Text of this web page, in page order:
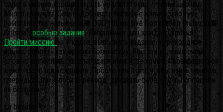
одного умения хорошо играть недостаточно. Нужны шарики.
Много шариков. Сотни. Добывать большее количество гуу
помогают так называемые OCD (Obsessive Completion Distinction
Criteria), особые задания, уникальные для каждого уровня.
Пройти миссию за 7 ходов, выполнить задание за рекордное
время, собрать как можно больше гуу. Все эти условия очень
сложно выполнить, но благодаря им к игре хочется возвращаться
даже после прохождения. Просто для того, чтобы взять наконец
очередной приз, побить рекорд, доказать себе, что ты способен
на большее.
La beaute